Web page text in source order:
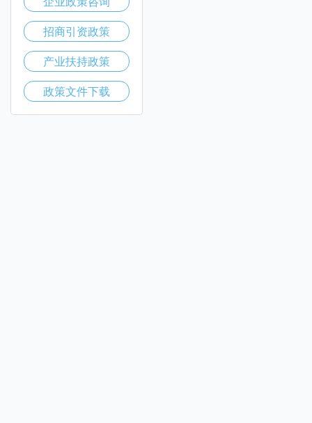
招商引资政策
产业扶持政策
政策文件下载